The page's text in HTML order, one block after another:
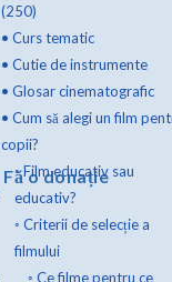
Fă o donație
(250)
• Curs tematic
• Cutie de instrumente
• Glosar cinematografic
• Cum să alegi un film
copii?
◦Film educativ sau
educativ?
◦ Criterii de selecție a
filmului
◦ Ce filme pentru ce